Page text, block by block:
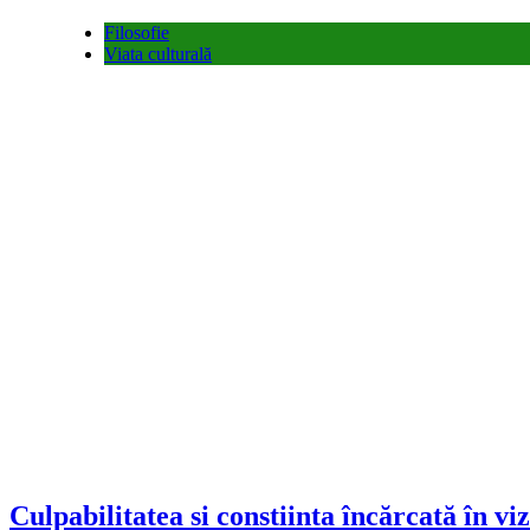
Filosofie
Viata culturală
Culpabilitatea si constiinta încărcată în